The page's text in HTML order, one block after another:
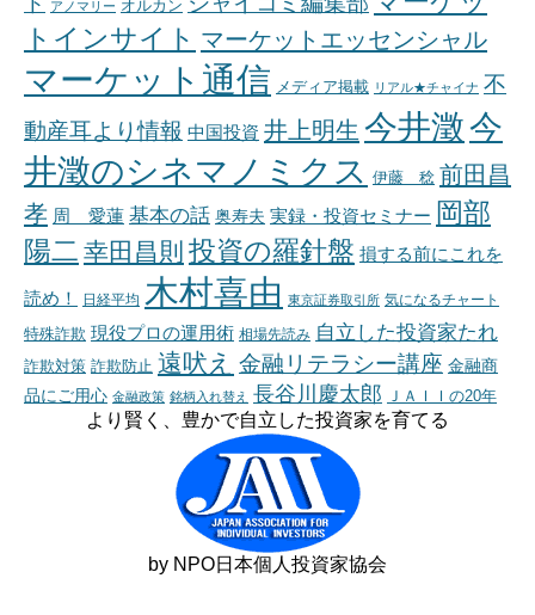
アノマリー オルカン
トインサイト マーケットエッセンシャル
マーケット通信 メディア掲載 リアル★チャイナ 不
動産耳より情報 中国投資 井上明生 今井澂今
井澂のシネマノミクス 伊藤 稔 前田昌
孝 周 愛蓮 基本の話 奥寿夫 実録・投資セミナー 岡部
陽二 幸田昌則 投資の羅針盤 損する前にこれを
読め！ 日経平均 木村喜由 東京証券取引所 気になるチャート
特殊詐欺 現役プロの運用術 相場先読み 自立した投資家たれ
詐欺対策 詐欺防止 遠吠え 金融リテラシー講座 金融商
品にご用心 金融政策 銘柄入れ替え 長谷川慶太郎 ＪＡＩＩの20年
より賢く、豊かで自立した投資家を育てる
by NPO日本個人投資家協会